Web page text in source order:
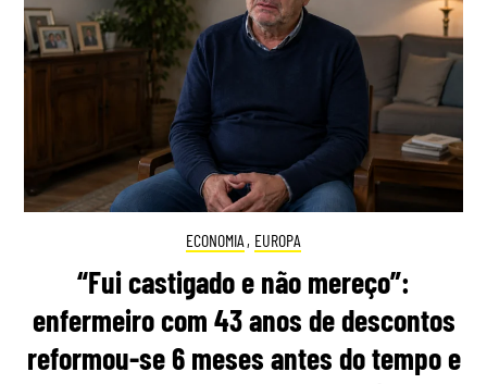
ECONOMIA , EUROPA
“Fui castigado e não mereço”:
enfermeiro com 43 anos de descontos
reformou-se 6 meses antes do tempo e